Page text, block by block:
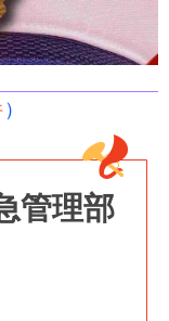
）
管理部